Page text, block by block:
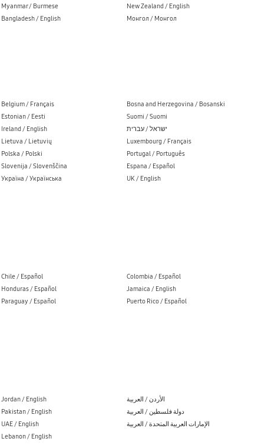
Myanmar / Burmese
New Zealand / English
Bangladesh / English Монгол / Монгол
Belgium / Français
Bosna and Herzegovina / Bosanski
Estonian / Eesti
Suomi / Suomi
Ireland / English
ישראל / עברית
Lietuva / Lietuvių
Luxembourg / Français
Polska / Polski
Portugal / Português
Slovenija / Slovenščina
Espana / Español
Україна / Українська
UK / English
Chile / Español
Colombia / Español
Honduras / Español
Jamaica / English
Paraguay / Español
Puerto Rico / Español
Jordan / English
الأردن / العربية
Pakistan / English
دولة فلسطين / العربية
UAE / English
الإمارات العربية المتحدة / العربية
Lebanon / English